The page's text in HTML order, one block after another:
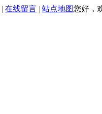
| 在线留言 | 站点地图您好，